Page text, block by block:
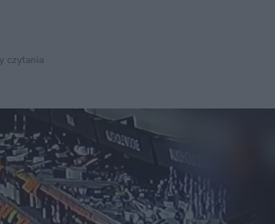
czytania